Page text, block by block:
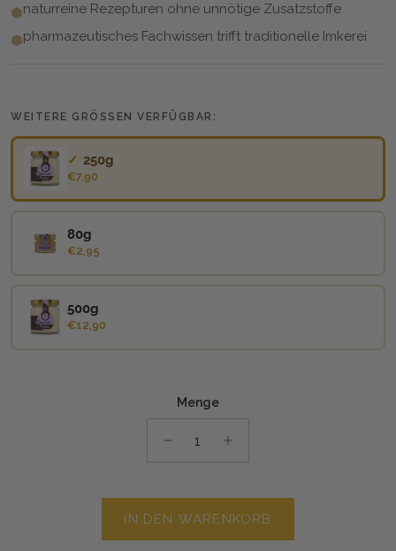
naturreine Rezepturen ohne unnötige Zusatzstoffe
pharmazeutisches Fachwissen trifft traditionelle Imkerei
WEITERE GRÖSSEN VERFÜGBAR:
250g
€7,90
80g
€2,95
500g
€12,90
Menge
IN DEN WARENKORB